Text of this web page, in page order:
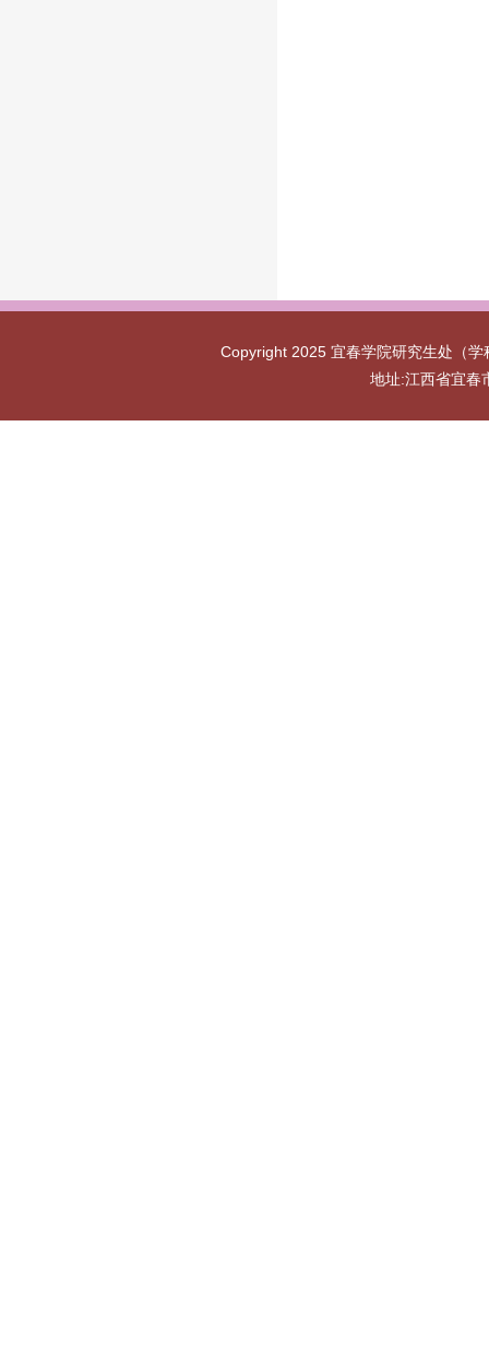
Copyright 2025 宜春学院研究生处（
地址:江西省宜